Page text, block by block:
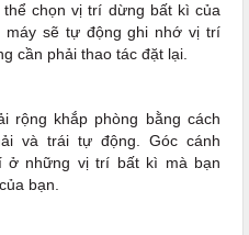
chọn vị trí dừng bất kì của
máy sẽ tự động ghi nhớ vị trí
cần phải thao tác đặt lại.
rộng khắp phòng bằng cách
và trái tự động. Góc cánh
ở những vị trí bất kì mà bạn
bạn.